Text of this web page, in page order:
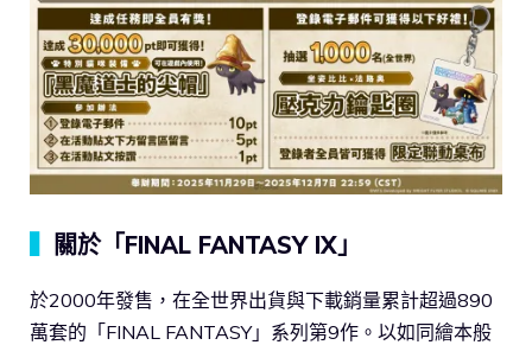
關於「FINAL FANTASY IX」
於2000年發售，在全世界出貨與下載銷量累計超過890
萬套的「FINAL FANTASY」系列第9作。以如同繪本般